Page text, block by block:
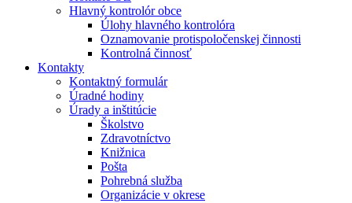
Hlavný kontrolór obce
Úlohy hlavného kontrolóra
Oznamovanie protispoločenskej činnosti
Kontrolná činnosť
Kontakty
Kontaktný formulár
Úradné hodiny
Úrady a inštitúcie
Školstvo
Zdravotníctvo
Knižnica
Pošta
Pohrebná služba
Organizácie v okrese